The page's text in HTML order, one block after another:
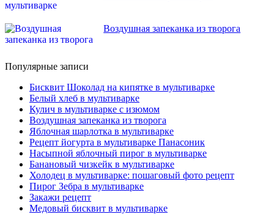
Воздушная запеканка из творога
Популярные записи
Бисквит Шоколад на кипятке в мультиварке
Белый хлеб в мультиварке
Кулич в мультиварке с изюмом
Воздушная запеканка из творога
Яблочная шарлотка в мультиварке
Рецепт йогурта в мультиварке Панасоник
Насыпной яблочный пирог в мультиварке
Банановый чизкейк в мультиварке
Холодец в мультиварке: пошаговый фото рецепт
Пирог Зебра в мультиварке
Закажи рецепт
Медовый бисквит в мультиварке